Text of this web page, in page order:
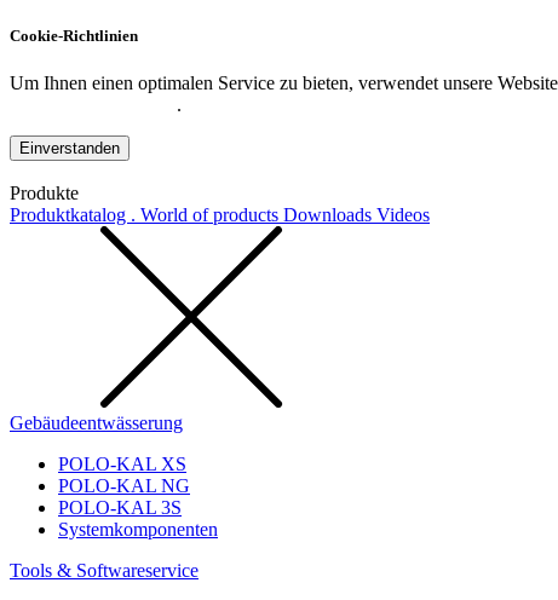
Cookie-Richtlinien
Um Ihnen einen optimalen Service zu bieten, verwendet unsere
.
Einverstanden
Produkte
Produktkatalog . World of products Downloads Videos
Gebäudeentwässerung
POLO-KAL XS
POLO-KAL NG
POLO-KAL 3S
Systemkomponenten
Tools & Softwareservice